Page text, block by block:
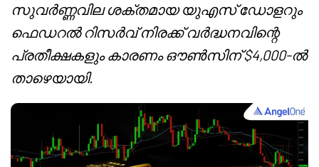
സുവർണ്ണവില ശക്തമായ യുഎസ് ഡോളറും
ഫെഡറൽ റിസർവ് നിരക്ക് വർദ്ധനവിന്റെ
പ്രതീക്ഷകളും കാരണം ഔൺസിന് $4,000-ൽ
താഴെയായി.